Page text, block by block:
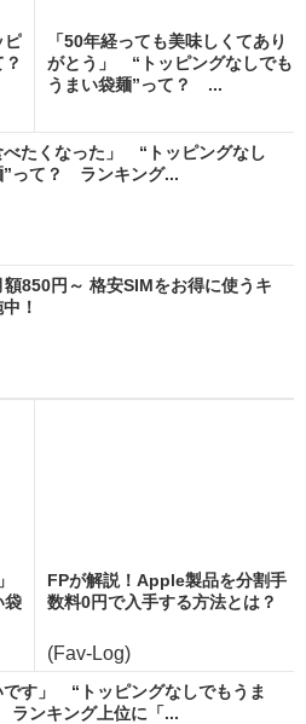
ピ
「50年経っても美味しくてあり
がとう」 “トッピングなしでも
うまい袋麺”って？ ...
べたくなった」 “トッピングなし
”って？ ランキング...
額850円～ 格安SIMをお得に使うキ
！
袋
FPが解説！Apple製品を分割手
数料0円で入手する方法とは？
(Fav-Log)
です」 “トッピングなしでもうま
ランキング上位に「...